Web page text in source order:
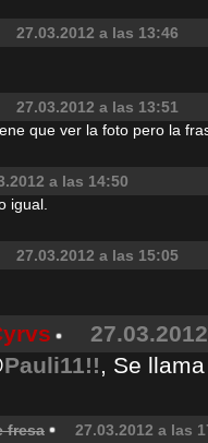
27.03.2012 a las 13:46
27.03.2012 a las 13:51
que ver la foto pero la
a las 14:50
igual.
27.03.2012 a las 15:05
Pauli11!!, Se
fresa
27.03.2012 a las